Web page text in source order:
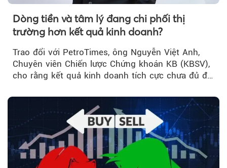
Dòng tiền và tâm lý đang chi phối thị
trường hơn kết quả kinh doanh?
Trao đổi với PetroTimes, ông Nguyễn Việt Anh,
Chuyên viên Chiến lược Chứng khoán KB (KBSV),
cho rằng kết quả kinh doanh tích cực chưa đủ để